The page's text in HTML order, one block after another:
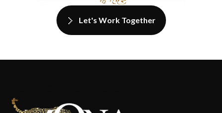
Let's Work Together